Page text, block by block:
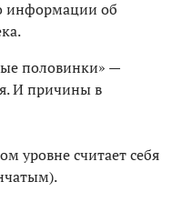
информации об
половинки» —
И причины в
уровне считает себя